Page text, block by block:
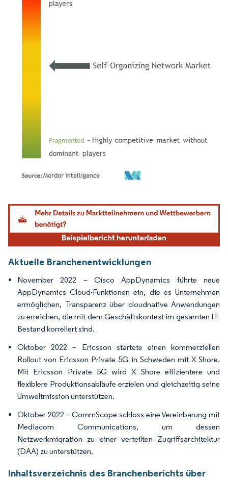
Bild © Mordor Intelligence. Wiederverwendung erfordert Namensnennung gemäß
Aktuelle Branchenentwicklungen
November 2022 – Cisco AppDynamics führte neue
AppDynamics Cloud-Funktionen ein, die es Unternehmen
ermöglichen, Transparenz über cloudnative Anwendungen
zu erreichen, die mit dem Geschäftskontext im gesamten IT-
Bestand korreliert sind.
Oktober 2022 – Ericsson startete einen kommerziellen
Rollout von Ericsson Private 5G in Schweden mit X Shore.
Mit Ericsson Private 5G wird X Shore effizientere und
flexiblere Produktionsabläufe erzielen und gleichzeitig seine
Umweltmission unterstützen.
Oktober 2022 – CommScope schloss eine Vereinbarung mit
Mediacom Communications, um dessen
Netzwerkmigration zu einer verteilten Zugriffsarchitektur
(DAA) zu unterstützen.
Inhaltsverzeichnis des Branchenberichts über